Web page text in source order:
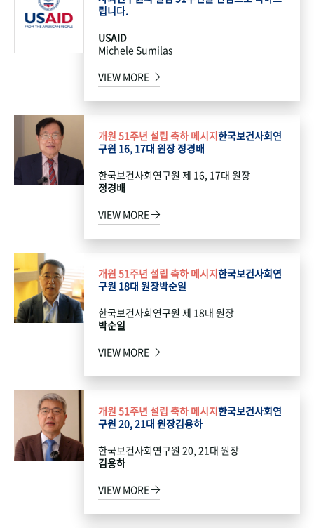
립니다.
USAID
Michele Sumilas
VIEW MORE
개원 51주년 설립 축하 메시지한국보건사회연
구원 16, 17대 원장 정경배
한국보건사회연구원 제 16, 17대 원장
정경배
VIEW MORE
개원 51주년 설립 축하 메시지한국보건사회연
구원 18대 원장박순일
한국보건사회연구원 제 18대 원장
박순일
VIEW MORE
개원 51주년 설립 축하 메시지한국보건사회연
구원 20, 21대 원장김용하
한국보건사회연구원 20, 21대 원장
김용하
VIEW MORE